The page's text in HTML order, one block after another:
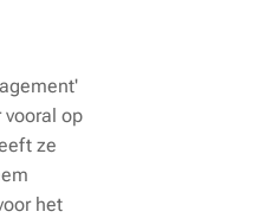
op
ze
het